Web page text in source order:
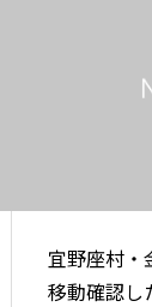
宜野座村・
移動確認し